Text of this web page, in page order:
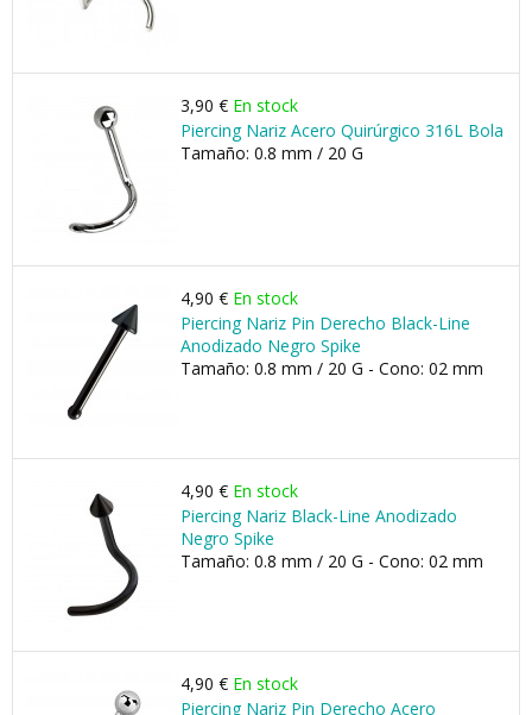
3,90 € En stock
Piercing Nariz Acero Quirúrgico 316L Bola
Tamaño: 0.8 mm / 20 G
4,90 € En stock
Piercing Nariz Pin Derecho Black-Line
Anodizado Negro Spike
Tamaño: 0.8 mm / 20 G - Cono: 02 mm
4,90 € En stock
Piercing Nariz Black-Line Anodizado
Negro Spike
Tamaño: 0.8 mm / 20 G - Cono: 02 mm
4,90 € En stock
Piercing Nariz Pin Derecho Acero